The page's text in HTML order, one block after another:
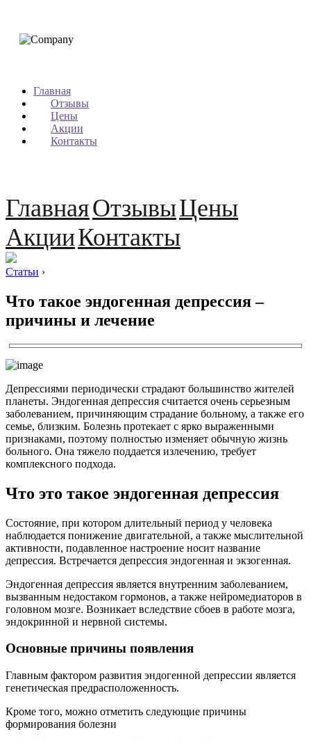
Главная
Отзывы
Цены
Акции
Контакты
ГлавнаяОтзывыЦены
АкцииКонтакты
Статьи ›
Что такое эндогенная депрессия –
причины и лечение
Депрессиями периодически страдают большинство жителей
планеты. Эндогенная депрессия считается очень серьезным
заболеванием, причиняющим страдание больному, а также его
семье, близким. Болезнь протекает с ярко выраженными
признаками, поэтому полностью изменяет обычную жизнь
больного. Она тяжело поддается излечению, требует
комплексного подхода.
Что это такое эндогенная депрессия
Состояние, при котором длительный период у человека
наблюдается понижение двигательной, а также мыслительной
активности, подавленное настроение носит название
депрессия. Встречается депрессия эндогенная и экзогенная.
Эндогенная депрессия является внутренним заболеванием,
вызванным недостаком гормонов, а также нейромедиаторов в
головном мозге. Возникает вследствие сбоев в работе мозга,
эндокринной и нервной системы.
Основные причины появления
Главным фактором развития эндогенной депрессии является
генетическая предрасположенность.
Кроме того, можно отметить следующие причины
формирования болезни